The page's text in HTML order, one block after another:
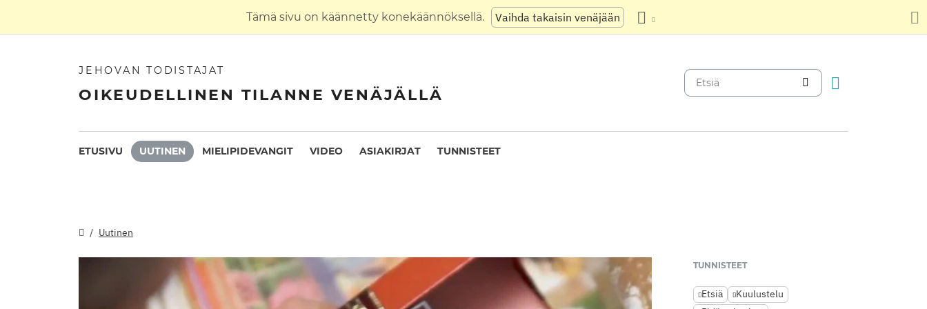
Tämä sivu on käännetty konekäännöksellä. Vaihda takaisin venäjään
JEHOVAN TODISTAJAT
OIKEUDELLINEN TILANNE VENÄJÄLLÄ
ETUSIVU UUTINEN MIELIPIDEVANGIT VIDEO ASIAKIRJAT TUNNISTEET
Uutinen
TUNNISTEET
Etsiä
Kuulustelu